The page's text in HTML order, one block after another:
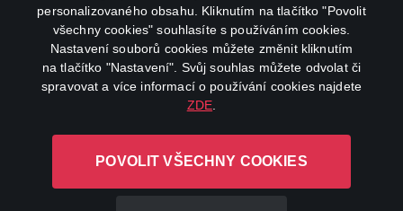
personalizovaného obsahu. Kliknutím na tlačítko "Povolit
všechny cookies" souhlasíte s používáním cookies.
Nastavení souborů cookies můžete změnit kliknutím
na tlačítko "Nastavení". Svůj souhlas můžete odvolat či
spravovat a více informací o používání cookies najdete
ZDE
POVOLIT VŠECHNY COOKIES
youtube
L-1246 Luxembourg R.C.S.